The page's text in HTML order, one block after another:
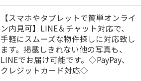
【スマホやタブレットで簡単オンライ
ン内見可】LINE＆チャット対応で、
手軽にスムーズな物件探しに対応致し
ます。掲載しきれない他の写真も、
LINEでお届け可能です。◇PayPay、
クレジットカード対応◇